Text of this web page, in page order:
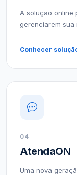
A solução online
gerenciarem sua
Conhecer
04
AtendaON
Uma nova